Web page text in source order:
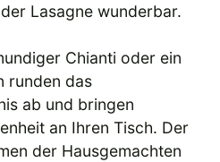
Lasagne wunderbar.
Chianti oder ein
runden das
ab und bringen
an Ihren Tisch. Der
der Hausgemachten